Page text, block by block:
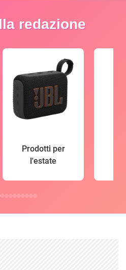
redazione
Prodotti per
l'estate